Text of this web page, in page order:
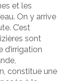
et les
On y arrive
C’est
sont
d’irrigation
constitue une